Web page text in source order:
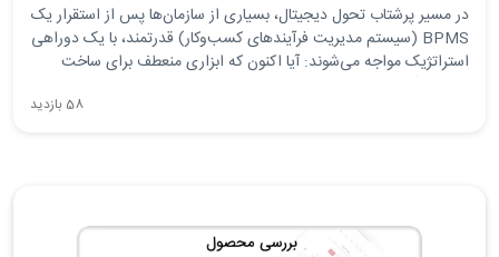
در مسیر پرشتاب تحول دیجیتال، بسیاری از سازمان‌ها پس از استقرار یک
BPMS (سیستم مدیریت فرآیندهای کسب‌وکار) قدرتمند، با یک دوراهی
استراتژیک مواجه می‌شوند: آیا اکنون که ابزاری منعطف برای ساخت
فرم‌ها و گردش‌کارها داریم، باید تمامی نیازهای نرم‌افزاری و سامانه‌های
58 بازدید